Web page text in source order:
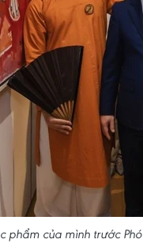
phẩm của mình trước